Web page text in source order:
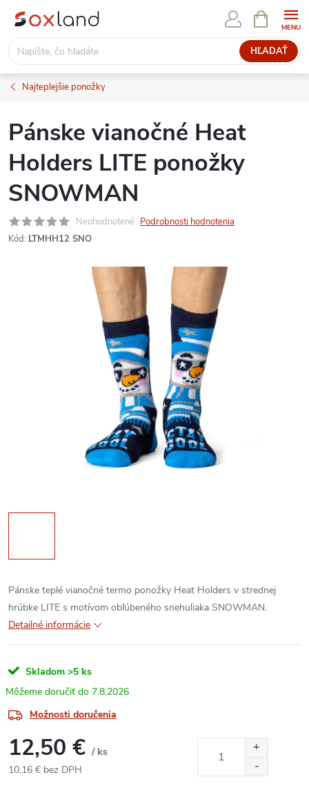
Prejsť
obsah
HĽADAŤ
KOŠÍK
Najteplejšie ponožky
Pánske vianočné Heat
Holders LITE ponožky
SNOWMAN
Neohodnotené Podrobnosti hodnotenia
Kód: LTMHH12 SNO
Pánske teplé vianočné termo ponožky Heat Holders v strednej
hrúbke LITE s motívom obľúbeného snehuliaka SNOWMAN.
Detailné informácie
Skladom >5 ks
7.8.2026
Možnosti doručenia
12,50 € / ks
10,16 € bez DPH